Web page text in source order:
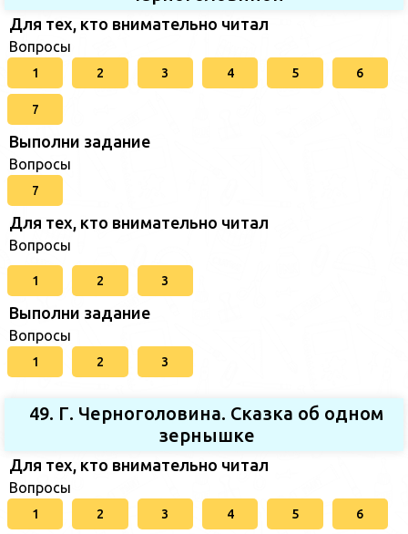
Для тех, кто внимательно читал
Вопросы
1 2 3 4 5 6
7
Выполни задание
Вопросы
7
Для тех, кто внимательно читал
Вопросы
1 2 3
Выполни задание
Вопросы
1 2 3
49. Г. Черноголовина. Сказка об одном
зернышке
Для тех, кто внимательно читал
Вопросы
1 2 3 4 5 6